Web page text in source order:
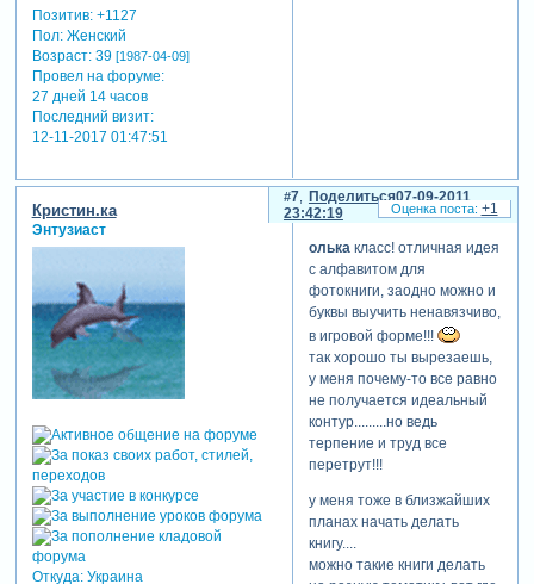
Позитив: +1127
Пол:Женский
Возраст:39 [1987-04-09]
Провел на форуме:
27 дней 14 часов
Последний визит:
12-11-2017 01:47:51
Поделиться
7
07-09-2011
23:42:19
Кристин.ка
Энтузиаст
Откуда:Украина
олька класс! отличная идея
с алфавитом для
фотокниги, заодно можно и
буквы выучить ненавязчиво,
в игровой форме!!!
так хорошо ты вырезаешь,
у меня почему-то все равно
не получается идеальный
контур.........но ведь
терпение и труд все
перетрут!!!
у меня тоже в близжайших
планах начать делать
книгу....
можно такие книги делать
+1